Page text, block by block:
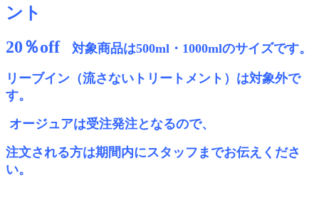
ント
20％off
対象商品は500ml・1000mlのサイズです。
リーブイン（流さないトリートメント）は対象外で
す。
オージュアは受注発注となるので、
注文される方は期間内にスタッフまでお伝えくださ
い。